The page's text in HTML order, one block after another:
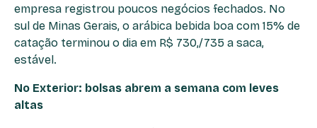
empresa registrou poucos negócios fechados. No
sul de Minas Gerais, o arábica bebida boa com 15% de
catação terminou o dia em R$ 730,/735 a saca,
estável.
No Exterior: bolsas abrem a semana com leves
altas